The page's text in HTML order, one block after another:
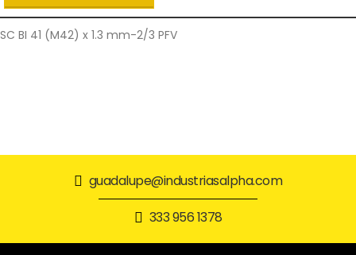
SC BI 41 (M42) x 1.3 mm-2/3 PFV
guadalupe@industriasalpha.com
333 956 1378